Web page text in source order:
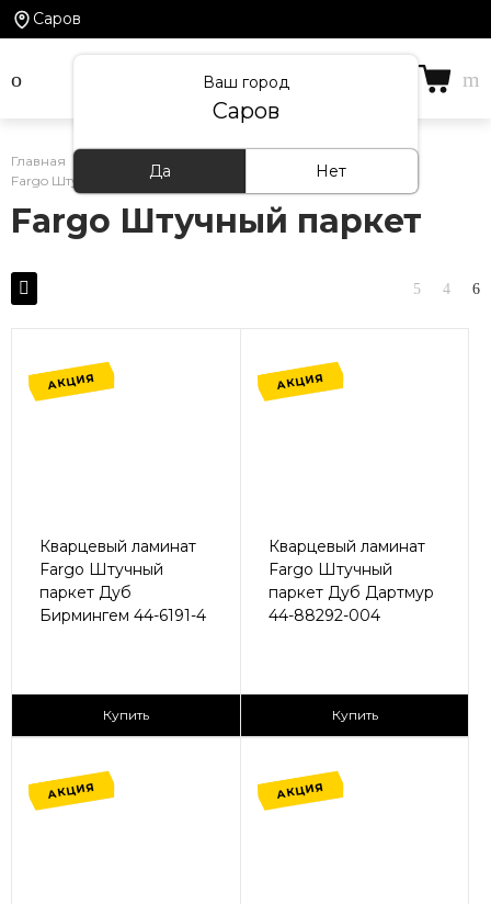
Саров
Ваш город
Саров
Да Нет
Главная Каталог товаров Кварцевый ламинат
Fargo Штучный паркет
Fargo Штучный паркет
АКЦИЯ
Кварцевый ламинат
Fargo Штучный
паркет Дуб
Бирмингем 44-6191-4
2
Купить
АКЦИЯ
Кварцевый ламинат
Fargo Штучный
паркет Дуб Дартмур
44-88292-004
2
Купить
АКЦИЯ АКЦИЯ